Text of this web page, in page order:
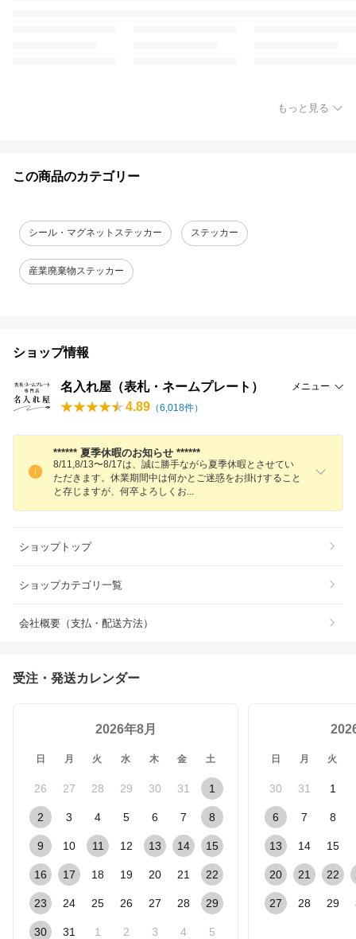
もっと見る
この商品のカテゴリー
シール・マグネットステッカー ステッカー
産業廃棄物ステッカー
ショップ情報
名入れ屋（表札・ネームプレート） メニュー
4.89 （6,018件）
****** 夏季休暇のお知らせ ******
8/11,8/13〜8/17は、誠に勝手ながら夏季休暇とさせてい
ただきます。休業期間中は何かとご迷惑をお掛けすること
と存じますが、何卒よろしく お
ショップトップ
ショップカテゴリ一覧
会社概要（支払・配送方法）
受注・発送カレンダー
2026年8月
日 月 火 水 木 金 土
26 27 28 29 30 31 1
2 3 4 5 6 7 8
9 10 11 12 13 14 15
16 17 18 19 20 21 22
23 24 25 26 27 28 29
30 31 1 2 3 4 5
日 月 火
30 31 1
6 7 8
13 14 15
20 21 22
27 28 29